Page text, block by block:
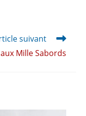
suivant
Mille Sabords